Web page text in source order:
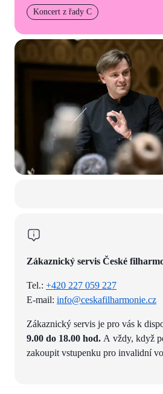
Koncert z řady C
Zákaznický servis České
Tel.: +420 227 059 227
E-mail: info@ceskafilharmonie.cz
Zákaznický servis je pro vás k
9.00 do 18.00 hod. A vždy, když
zakoupit vstupenku pro invalidní